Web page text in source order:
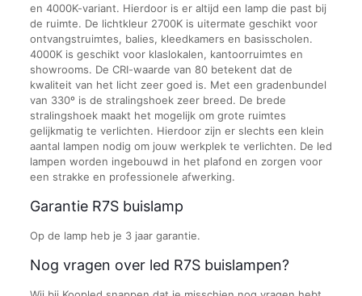
en 4000K-variant. Hierdoor is er altijd een lamp die past bij
de ruimte. De lichtkleur 2700K is uitermate geschikt voor
ontvangstruimtes, balies, kleedkamers en basisscholen.
4000K is geschikt voor klaslokalen, kantoorruimtes en
showrooms. De CRI-waarde van 80 betekent dat de
kwaliteit van het licht zeer goed is. Met een gradenbundel
van 330º is de stralingshoek zeer breed. De brede
stralingshoek maakt het mogelijk om grote ruimtes
gelijkmatig te verlichten. Hierdoor zijn er slechts een klein
aantal lampen nodig om jouw werkplek te verlichten. De led
lampen worden ingebouwd in het plafond en zorgen voor
een strakke en professionele afwerking.
Garantie R7S buislamp
Op de lamp heb je 3 jaar garantie.
Nog vragen over led R7S buislampen?